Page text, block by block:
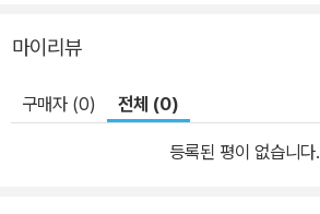
마이리뷰
구매자 (0) 전체 (0)
등록된 평이 없습니다.